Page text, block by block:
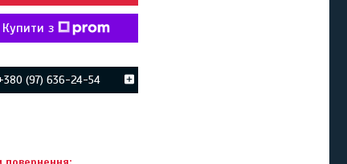
Купити з
(97) 636-24-54